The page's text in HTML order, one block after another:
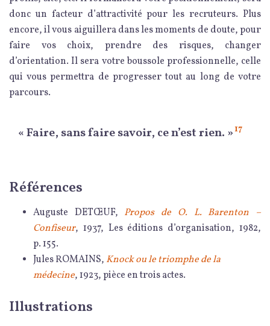
donc un facteur d’attractivité pour les recruteurs. Plus
encore, il vous aiguillera dans les moments de doute, pour
faire vos choix, prendre des risques, changer
d’orientation. Il sera votre boussole professionnelle, celle
qui vous permettra de progresser tout au long de votre
parcours.
« Faire, sans faire savoir, ce n’est rien. »17
Références
Auguste DETŒUF, Propos de O. L. Barenton –
Confiseur, 1937, Les éditions d’organisation, 1982,
p. 155.
Jules ROMAINS, Knock ou le triomphe de la
médecine, 1923, pièce en trois actes.
Illustrations